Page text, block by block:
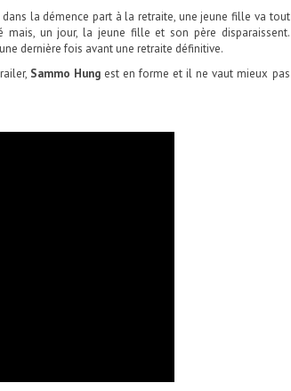
la démence part à la retraite, une jeune fille va tout
mais, un jour, la jeune fille et son père disparaissent.
dernière fois avant une retraite définitive.
Sammo Hung est en forme et il ne vaut mieux pas